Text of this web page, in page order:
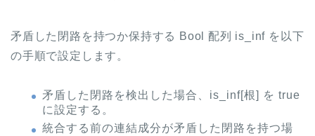
矛盾した閉路を持つか保持する Bool 配列 is_inf を以下
の手順で設定します。
矛盾した閉路を検出した場合、is_inf[根] を true
に設定する。
統合する前の連結成分が矛盾した閉路を持つ場